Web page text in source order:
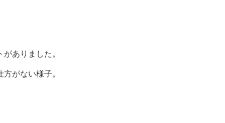
ありました。
がない様子。